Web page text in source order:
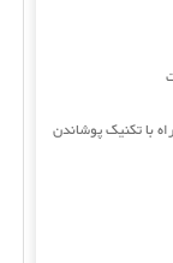
با تکنیک پوشاندن